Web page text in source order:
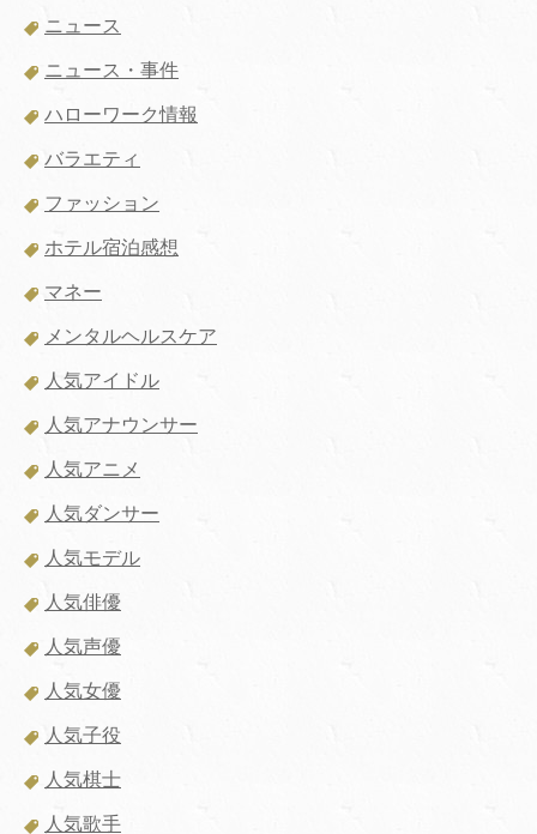
ニュース
ニュース・事件
ハローワーク情報
バラエティ
ファッション
ホテル宿泊感想
マネー
メンタルヘルスケア
人気アイドル
人気アナウンサー
人気アニメ
人気ダンサー
人気モデル
人気俳優
人気声優
人気女優
人気子役
人気棋士
人気歌手